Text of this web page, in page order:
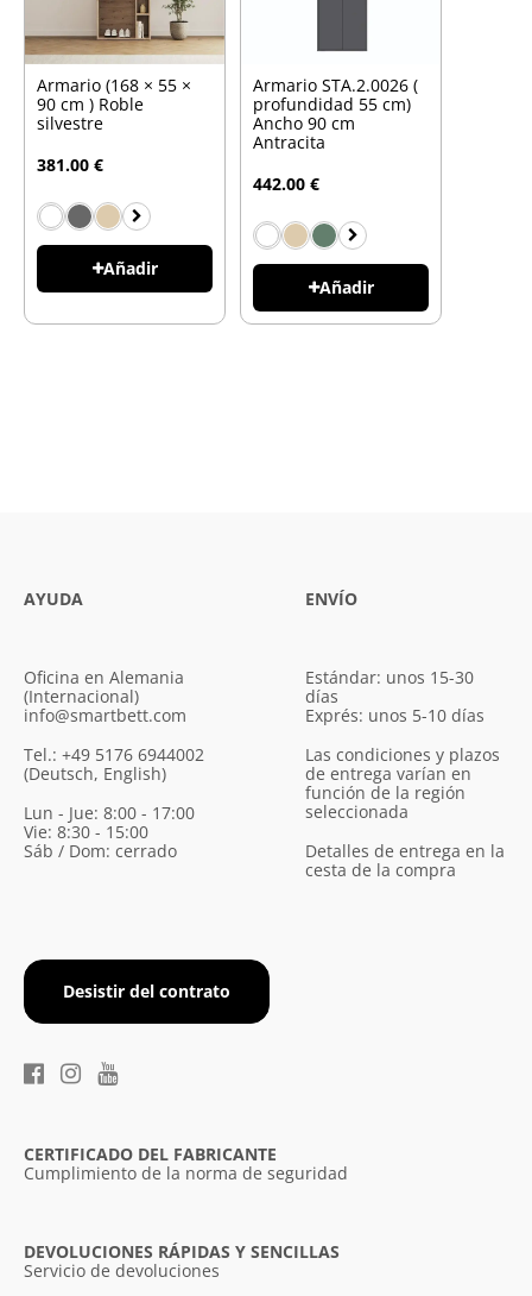
Armario (168 × 55 ×
90 cm ) Roble
silvestre
381.00 €
Añadir
Armario STA.2.0026 (
profundidad 55 cm)
Ancho 90 cm
Antracita
442.00 €
Añadir
AYUDA
Oficina en Alemania
(Internacional)
info@smartbett.com
Tel.: +49 5176 6944002
(Deutsch, English)
Lun - Jue: 8:00 - 17:00
Vie: 8:30 - 15:00
Sáb / Dom: cerrado
Desistir del contrato
ENVÍO
Estándar: unos 15-30
días
Exprés: unos 5-10 días
Las condiciones y plazos
de entrega varían en
función de la región
seleccionada
Detalles de entrega en la
cesta de la compra
CERTIFICADO DEL FABRICANTE
Cumplimiento de la norma de seguridad
DEVOLUCIONES RÁPIDAS Y SENCILLAS
Servicio de devoluciones